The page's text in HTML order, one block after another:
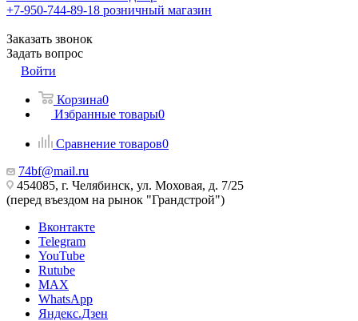
+7-950-744-89-18 розничный магазин
Заказать звонок
Задать вопрос
Войти
Корзина0
Избранные товары0
Сравнение товаров0
74bf@mail.ru
454085, г. Челябинск, ул. Моховая, д. 7/25
(перед въездом на рынок "Грандстрой")
Вконтакте
Telegram
YouTube
Rutube
MAX
WhatsApp
Яндекс.Дзен